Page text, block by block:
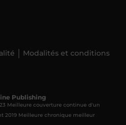
Modalités et conditions
Publishing
Meilleure couverture continue d'un
2019 Meilleure chronique meilleur